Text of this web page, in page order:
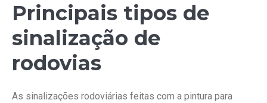
Principais tipos de
sinalização de
rodovias
As sinalizações rodoviárias feitas com a pintura para